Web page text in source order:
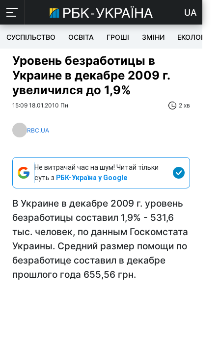
UA
СУСПІЛЬСТВО ОСВІТА ГРОШІ ЗМІНИ ЕКОЛОГІЯ
Уровень безработицы в
Украине в декабре 2009 г.
увеличился до 1,9%
15:09 18.01.2010 Пн 2 хв
RBC.UA
Не витрачай час на шум! Читай тільки
суть з РБК-Україна у Google
В Украине в декабре 2009 г. уровень
безработицы составил 1,9% - 531,6
тыс. человек, по данным Госкомстата
Украины. Средний размер помощи по
безработице составил в декабре
прошлого года 655,56 грн.